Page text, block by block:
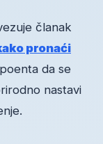
članak
pronaći
da se
nastavi